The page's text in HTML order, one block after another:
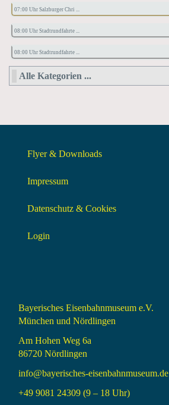
07:00 Uhr Salzburger Chri ...
08:00 Uhr Stadtrundfahrte ...
08:00 Uhr Stadtrundfahrte ...
Alle Kategorien ...
Flyer & Downloads
Impressum
Datenschutz & Cookies
Login
Bayerisches Eisenbahnmuseum e.V.
München und Nördlingen
Am Hohen Weg 6a
86720 Nördlingen
info@bayerisches-eisenbahnmuseum.de
+49 9081 24309 (9 – 18 Uhr)